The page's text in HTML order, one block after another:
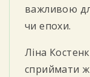
важливою
чи епохи.
Ліна
сприймати